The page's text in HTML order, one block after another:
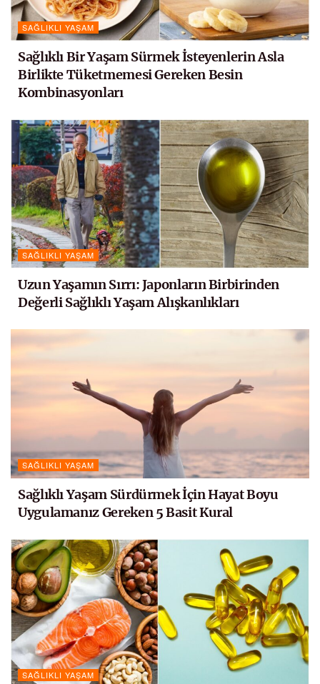
SAĞLIKLI YAŞAM
Sağlıklı Bir Yaşam Sürmek İsteyenlerin Asla
Birlikte Tüketmemesi Gereken Besin
Kombinasyonları
SAĞLIKLI YAŞAM
Uzun Yaşamın Sırrı: Japonların Birbirinden
Değerli Sağlıklı Yaşam Alışkanlıkları
SAĞLIKLI YAŞAM
Sağlıklı Yaşam Sürdürmek İçin Hayat Boyu
Uygulamanız Gereken 5 Basit Kural
SAĞLIKLI YAŞAM